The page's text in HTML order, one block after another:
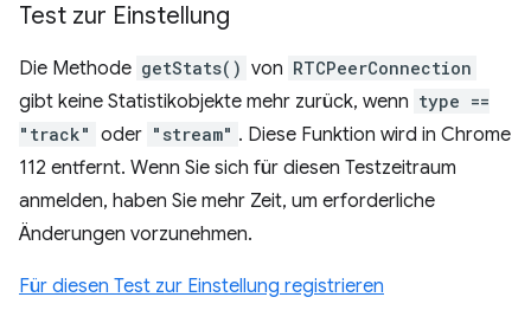
Test zur Einstellung
Die Methode getStats() von RTCPeerConnection
gibt keine Statistikobjekte mehr zurück, wenn type ==
"track" oder "stream" . Diese Funktion wird in Chrome
112 entfernt. Wenn Sie sich für diesen Testzeitraum
anmelden, haben Sie mehr Zeit, um erforderliche
Änderungen vorzunehmen.
Für diesen Test zur Einstellung registrieren